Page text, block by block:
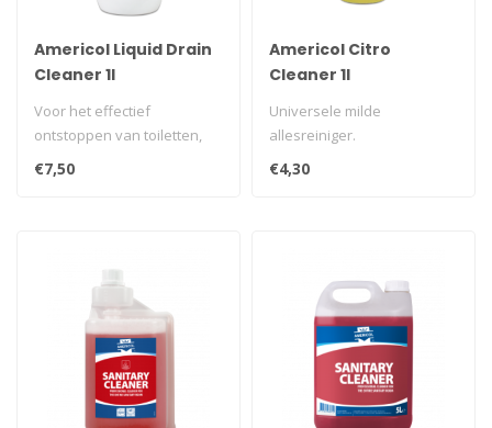
Americol Liquid Drain
Cleaner 1l
Voor het effectief
ontstoppen van toiletten,
gootstenen, wasbakken en
€7,50
Americol Citro
Cleaner 1l
Universele milde
allesreiniger.
€4,30